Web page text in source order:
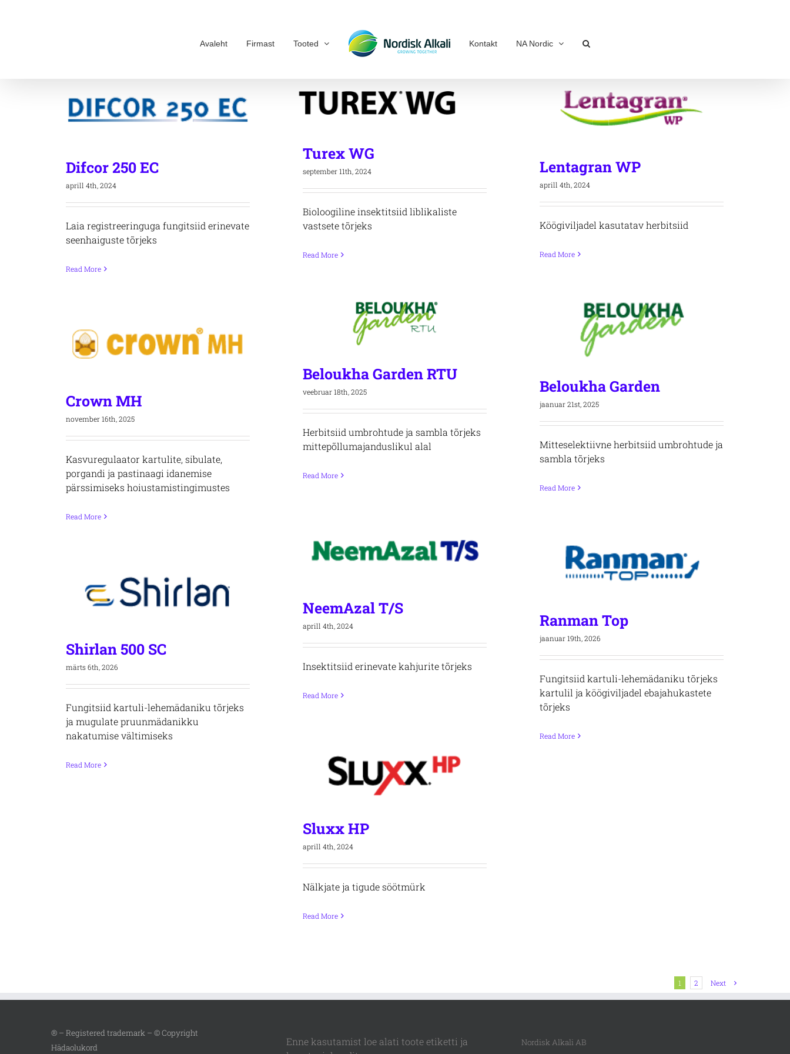
Avaleht Firmast Tooted Kontakt NA Nordic
Difcor 250 EC
aprill 4th, 2024
Laia registreeringuga fungitsiid erinevate
seenhaiguste tõrjeks
Read More
Turex WG
september 11th, 2024
Bioloogiline insektitsiid liblikaliste
vastsete tõrjeks
Read More
Lentagran WP
aprill 4th, 2024
Köögiviljadel kasutatav herbitsiid
Read More
Beloukha Garden RTU
veebruar 18th, 2025
Herbitsiid umbrohtude ja sambla tõrjeks
mittepõllumajanduslikul alal
Read More
Beloukha Garden
jaanuar 21st, 2025
Mitteselektiivne herbitsiid umbrohtude ja
sambla tõrjeks
Read More
Crown MH
november 16th, 2025
Kasvuregulaator kartulite, sibulate,
porgandi ja pastinaagi idanemise
pärssimiseks hoiustamistingimustes
Read More
NeemAzal T/S
aprill 4th, 2024
Insektitsiid erinevate kahjurite tõrjeks
Read More
Ranman Top
jaanuar 19th, 2026
Fungitsiid kartuli-lehemädaniku tõrjeks
kartulil ja köögiviljadel ebajahukastete
tõrjeks
Read More
Shirlan 500 SC
märts 6th, 2026
Fungitsiid kartuli-lehemädaniku tõrjeks
ja mugulate pruunmädanikku
nakatumise vältimiseks
Read More
Sluxx HP
aprill 4th, 2024
Nälkjate ja tigude söötmürk
Read More
1 2 Next
® – Registered trademark – © Copyright
Hädaolukord
Enne kasutamist loe alati toote etiketti ja
Nordisk Alkali AB